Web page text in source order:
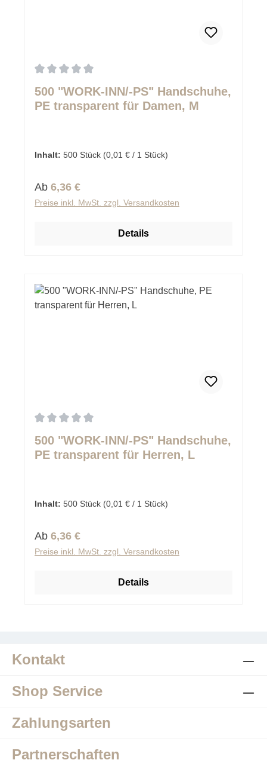
500 "WORK-INN/-PS" Handschuhe,
PE transparent für Damen, M
Inhalt: 500 Stück (0,01 € / 1 Stück)
Regulärer Preis:
Ab 6,36 €
Preise inkl. MwSt. zzgl. Versandkosten
Details
500 "WORK-INN/-PS" Handschuhe,
PE transparent für Herren, L
Inhalt: 500 Stück (0,01 € / 1 Stück)
Regulärer Preis:
Ab 6,36 €
Preise inkl. MwSt. zzgl. Versandkosten
Details
Kontakt
Shop Service
Zahlungsarten
Partnerschaften